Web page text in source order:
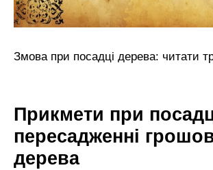
Змова при посадці дерева: читати
Прикмети при
пересадженні
дерева